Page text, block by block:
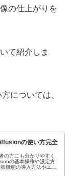
の仕上がりを
て紹介しま
については、
の使い方完全
の方にも分かりやすく
の基本操作や設定方
機能の導入方法やエラ